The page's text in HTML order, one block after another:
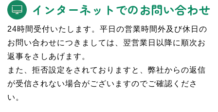
インターネットでのお問い合わせ
24時間受付いたします。平日の営業時間外及び休日の
お問い合わせにつきましては、翌営業日以降に順次お
返事をさしあげます。
また、拒否設定をされておりますと、弊社からの返信
が受信されない場合がございますのでご確認くださ
い。